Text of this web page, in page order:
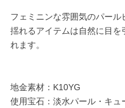
フェミニンな雰囲気のパール
揺れるアイテムは自然に目を
れます。
地金素材：K10YG
使用宝石：淡水パール・キュ